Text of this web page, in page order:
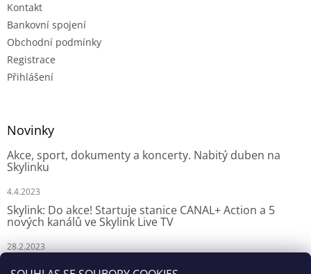
Kontakt
Bankovní spojení
Obchodní podmínky
Registrace
Přihlášení
Novinky
Akce, sport, dokumenty a koncerty. Nabitý duben na
Skylinku
4.4.2023
Skylink: Do akce! Startuje stanice CANAL+ Action a 5
nových kanálů ve Skylink Live TV
28.2.2023